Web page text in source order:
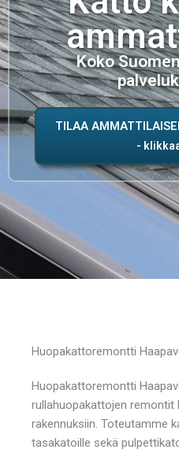
Koko
TILAA
Huopakattoremontti
Huopakattoremontti
rullahuopakattojen remontit
rakennuksiin. Toteutamme
tasakatoille sekä